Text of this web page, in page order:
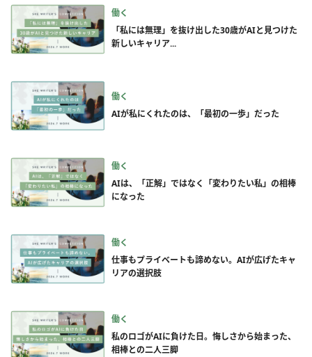
働く
「私には無理」を抜け出した30歳がAIと見つけた
新しいキャリア...
働く
AIが私にくれたのは、「最初の一歩」だった
働く
AIは、「正解」ではなく「変わりたい私」の相棒
になった
働く
仕事もプライベートも諦めない。AIが広げたキャ
リアの選択肢
働く
私のロゴがAIに負けた日。悔しさから始まった、
相棒との二人三脚